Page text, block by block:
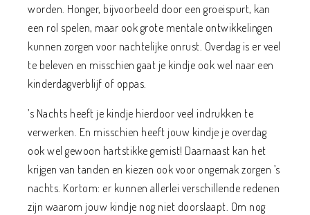
worden. Honger, bijvoorbeeld door een groeispurt, kan
een rol spelen, maar ook grote mentale ontwikkelingen
kunnen zorgen voor nachtelijke onrust. Overdag is er veel
te beleven en misschien gaat je kindje ook wel naar een
kinderdagverblijf of oppas.
’s Nachts heeft je kindje hierdoor veel indrukken te
verwerken. En misschien heeft jouw kindje je overdag
ook wel gewoon hartstikke gemist! Daarnaast kan het
krijgen van tanden en kiezen ook voor ongemak zorgen ’s
nachts. Kortom: er kunnen allerlei verschillende redenen
zijn waarom jouw kindje nog niet doorslaapt. Om nog